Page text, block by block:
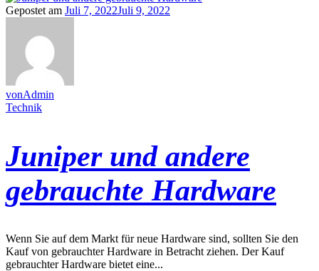
Gepostet am Juli 7, 2022Juli 9, 2022
vonAdmin
Technik
Juniper und andere
gebrauchte Hardware
Wenn Sie auf dem Markt für neue Hardware sind, sollten Sie den
Kauf von gebrauchter Hardware in Betracht ziehen. Der Kauf
gebrauchter Hardware bietet eine...